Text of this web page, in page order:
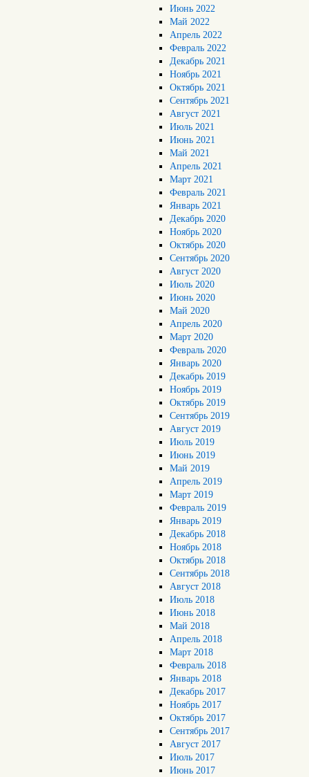
Июнь 2022
Май 2022
Апрель 2022
Февраль 2022
Декабрь 2021
Ноябрь 2021
Октябрь 2021
Сентябрь 2021
Август 2021
Июль 2021
Июнь 2021
Май 2021
Апрель 2021
Март 2021
Февраль 2021
Январь 2021
Декабрь 2020
Ноябрь 2020
Октябрь 2020
Сентябрь 2020
Август 2020
Июль 2020
Июнь 2020
Май 2020
Апрель 2020
Март 2020
Февраль 2020
Январь 2020
Декабрь 2019
Ноябрь 2019
Октябрь 2019
Сентябрь 2019
Август 2019
Июль 2019
Июнь 2019
Май 2019
Апрель 2019
Март 2019
Февраль 2019
Январь 2019
Декабрь 2018
Ноябрь 2018
Октябрь 2018
Сентябрь 2018
Август 2018
Июль 2018
Июнь 2018
Май 2018
Апрель 2018
Март 2018
Февраль 2018
Январь 2018
Декабрь 2017
Ноябрь 2017
Октябрь 2017
Сентябрь 2017
Август 2017
Июль 2017
Июнь 2017